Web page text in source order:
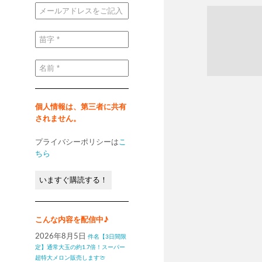
メ
ー
ル
ド
レ
ス
ご
記
入
だ
い
*
苗
字
*
名
前
*
個人情報は、第三者に共有
されません。
プライバシーポリシーはこ
ちら
こんな内容を配信中♪
2026年8月5日 件名【3日間限
定】通常大玉の約1.7倍！スーパー
超特大メロン販売します🍈